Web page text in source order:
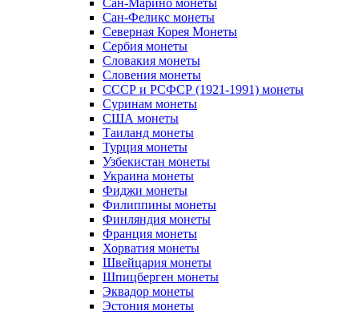
Сан-Марино монеты
Сан-Феликс монеты
Северная Корея Монеты
Сербия монеты
Словакия монеты
Словения монеты
СССР и РСФСР (1921-1991) монеты
Суринам монеты
США монеты
Таиланд монеты
Турция монеты
Узбекистан монеты
Украина монеты
Фиджи монеты
Филиппины монеты
Финляндия монеты
Франция монеты
Хорватия монеты
Швейцария монеты
Шпицберген монеты
Эквадор монеты
Эстония монеты